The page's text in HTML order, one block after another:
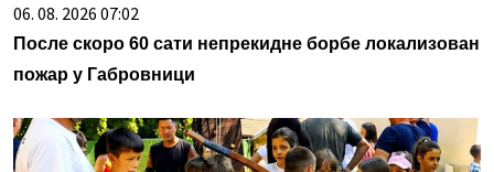
06. 08. 2026 07:02
После скоро 60 сати непрекидне борбе локализован
пожар у Габровници